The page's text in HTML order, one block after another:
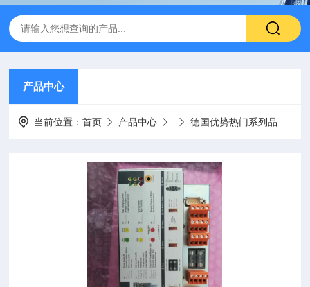
产品中心
当前位置：首页 产品中心 德国优势热门系列品牌